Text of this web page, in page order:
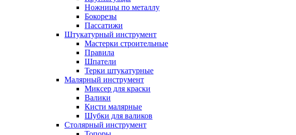
Ножницы по металлу
Бокорезы
Пассатижи
Штукатурный инструмент
Мастерки строительные
Правила
Шпатели
Терки штукатурные
Малярный инструмент
Миксер для краски
Валики
Кисти малярные
Шубки для валиков
Столярный инструмент